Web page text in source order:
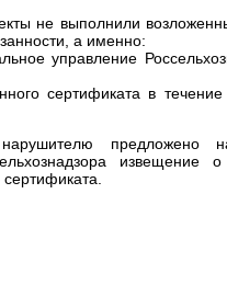
не выполнили
а именно:
управление
сертификата в
предложено
извещение